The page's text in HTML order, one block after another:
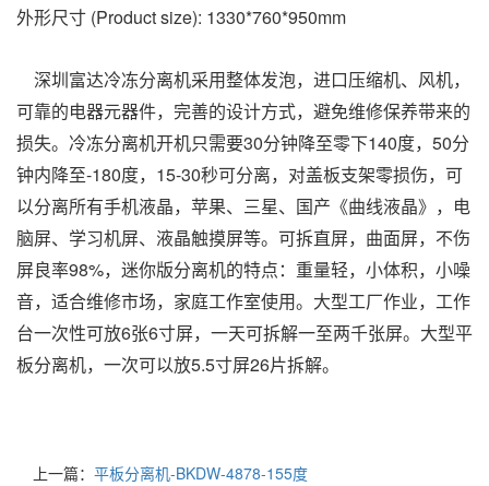
外形尺寸 (Product size): 1330*760*950mm
深圳富达冷冻分离机采用整体发泡，进口压缩机、风机，
可靠的电器元器件，完善的设计方式，避免维修保养带来的
损失。冷冻分离机开机只需要30分钟降至零下140度，50分
钟内降至-180度，15-30秒可分离，对盖板支架零损伤，可
以分离所有手机液晶，苹果、三星、国产《曲线液晶》，电
脑屏、学习机屏、液晶触摸屏等。可拆直屏，曲面屏，不伤
屏良率98%，迷你版分离机的特点：重量轻，小体积，小噪
音，适合维修市场，家庭工作室使用。大型工厂作业，工作
台一次性可放6张6寸屏，一天可拆解一至两千张屏。 大型平
板分离机，一次可以放5.5寸屏26片拆解。
上一篇： 平板分离机-BKDW-4878-155度